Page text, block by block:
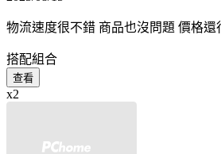
物流速度很不錯 商品也沒問題 價格還
搭配組合
查看
x2